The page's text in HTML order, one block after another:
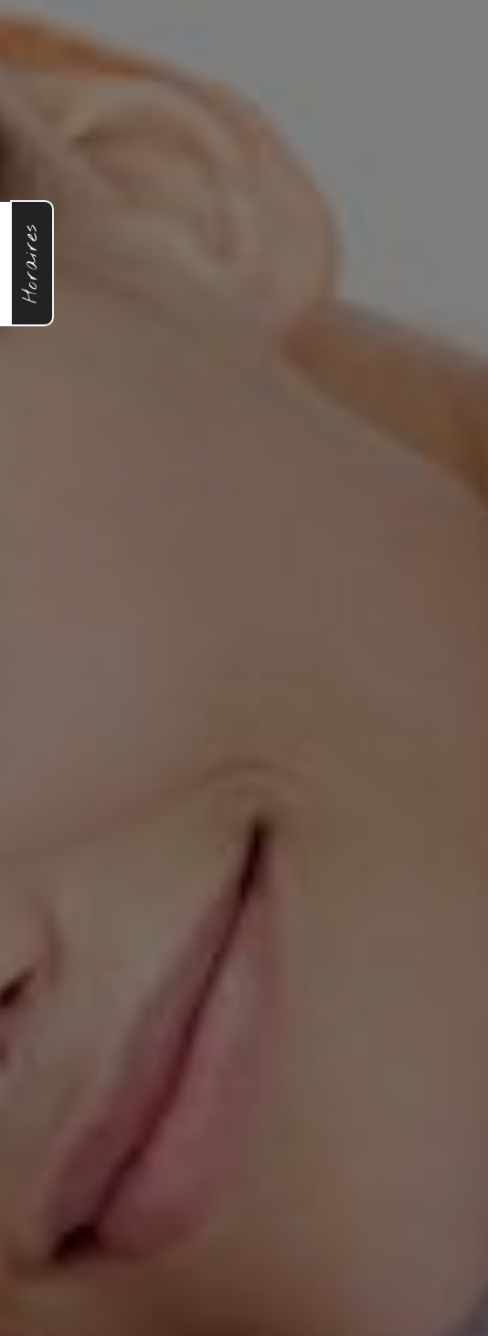
Horaires